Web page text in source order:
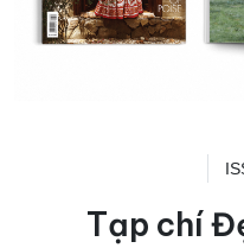
Tạp chí